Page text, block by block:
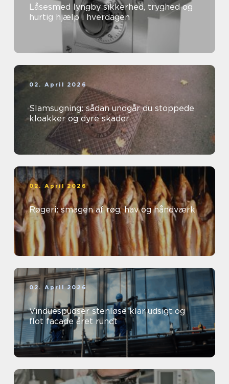
Låsesmed lyngby sikkerhed, tryghed og
hurtig hjælp i hverdagen
02. April 2026
Slamsugning: sådan undgår du stoppede
kloakker og dyre skader
02. April 2026
Røgeri: smagen af røg, hav og håndværk
02. April 2026
Vinduespudser stenløse klar udsigt og
flot facade året rundt